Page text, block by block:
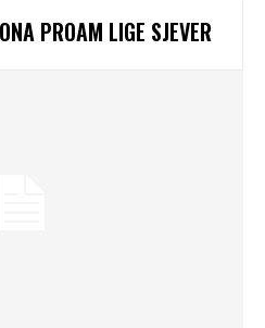
PROAM LIGE SJEVER